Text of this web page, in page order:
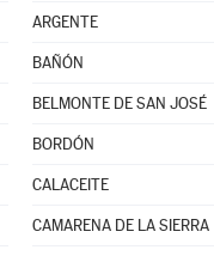
ARGENTE
BAÑÓN
BELMONTE DE SAN JOSÉ
BORDÓN
CALACEITE
CAMARENA DE LA SIERRA